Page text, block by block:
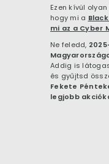
Ezen kívül
hogy mi a
mi az a Cyber
Ne feledd,
Addig is
és gyűjtsd
Fekete
legjobb